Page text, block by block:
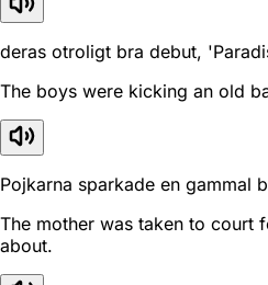
deras otroligt bra debut,
The boys were kicking an old
Pojkarna sparkade en gammal
The mother was taken to court
about.